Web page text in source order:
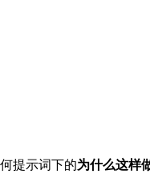
提示词下的为什么这样